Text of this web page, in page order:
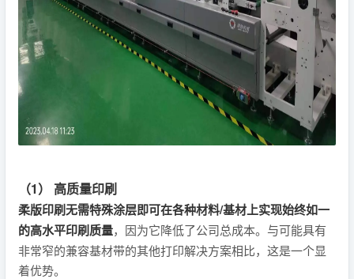
（1） 高质量印刷
柔版印刷无需特殊涂层即可在各种材料/基材上实现始终如一
的高水平印刷质量，因为它降低了公司总成本。与可能具有
非常窄的兼容基材带的其他打印解决方案相比，这是一个显
着优势。